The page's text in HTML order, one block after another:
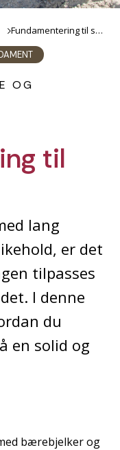
Fundamentering til søyler
OG
til
lang
er det
tilpasses
I denne
du
en solid og
bærebjelker og